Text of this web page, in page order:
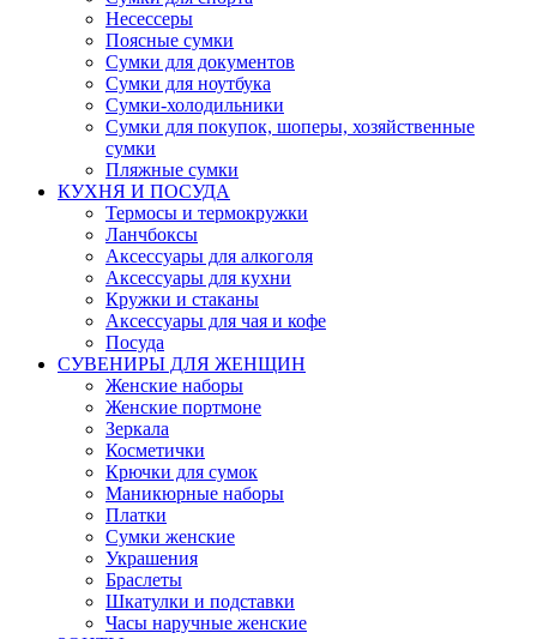
Несессеры
Поясные сумки
Сумки для документов
Сумки для ноутбука
Сумки-холодильники
Сумки для покупок, шоперы, хозяйственные
сумки
Пляжные сумки
КУХНЯ И ПОСУДА
Термосы и термокружки
Ланчбоксы
Аксессуары для алкоголя
Аксессуары для кухни
Кружки и стаканы
Аксессуары для чая и кофе
Посуда
СУВЕНИРЫ ДЛЯ ЖЕНЩИН
Женские наборы
Женские портмоне
Зеркала
Косметички
Крючки для сумок
Маникюрные наборы
Платки
Сумки женские
Украшения
Браслеты
Шкатулки и подставки
Часы наручные женские